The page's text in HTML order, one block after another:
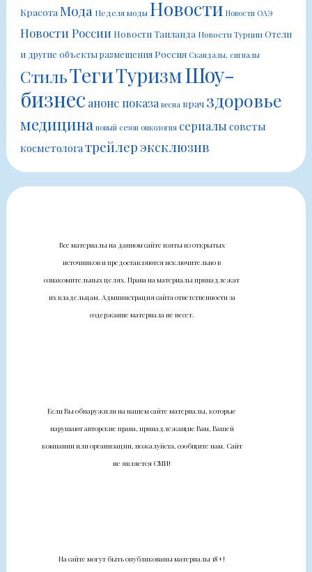
Красота Мода Неделя моды Новости Новости ОАЭ
Новости России Новости Таиланда Новости ТурцииОтели
и другие объекты размещенияРоссия Скандалы, сигналы
СтильТегиТуризмШоу-
бизнес анонс показа весна врач здоровье
медицина новый сезон онкология сериалы советы
косметологатрейлер эксклюзив
Все материалы на данном сайте взяты из открытых
источников и предоставляются исключительно в
ознакомительных целях. Права на материалы принадлежат
их владельцам. Администрация сайта ответственности за
содержание материала не несет.
Если Вы обнаружили на нашем сайте материалы, которые
нарушают авторские права, принадлежащие Вам, Вашей
компании или организации, пожалуйста, сообщите нам. Сайт
не является СМИ!
На сайте могут быть опубликованы материалы 18+!